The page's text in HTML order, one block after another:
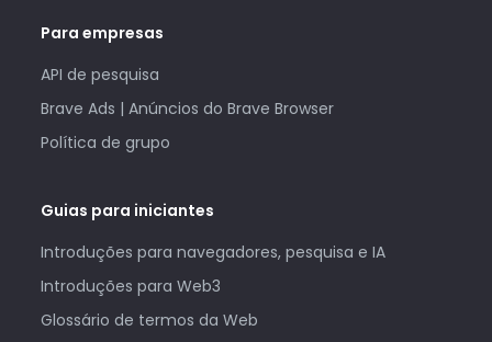
Para empresas
API de pesquisa
Brave Ads | Anúncios do Brave Browser
Política de grupo
Guias para iniciantes
Introduções para navegadores, pesquisa e IA
Introduções para Web3
Glossário de termos da Web